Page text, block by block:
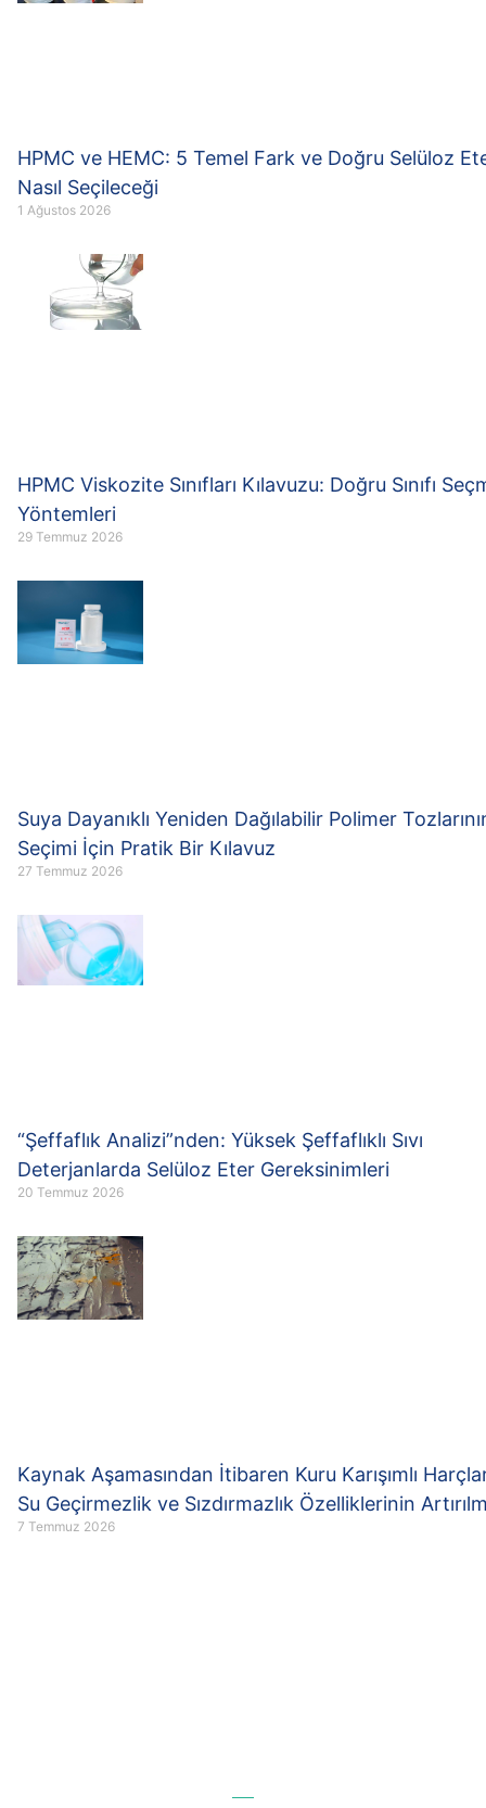
HPMC ve HEMC: 5 Temel Fark ve Doğru Selüloz
Nasıl Seçileceği
1 Ağustos 2026
HPMC Viskozite Sınıfları Kılavuzu: Doğru Sınıfı
Yöntemleri
29 Temmuz 2026
Suya Dayanıklı Yeniden Dağılabilir Polimer
Seçimi İçin Pratik Bir Kılavuz
27 Temmuz 2026
“Şeffaflık Analizi”nden: Yüksek Şeffaflıklı Sıvı
Deterjanlarda Selüloz Eter Gereksinimleri
20 Temmuz 2026
Kaynak Aşamasından İtibaren Kuru Karışımlı
Su Geçirmezlik ve Sızdırmazlık Özelliklerinin
7 Temmuz 2026